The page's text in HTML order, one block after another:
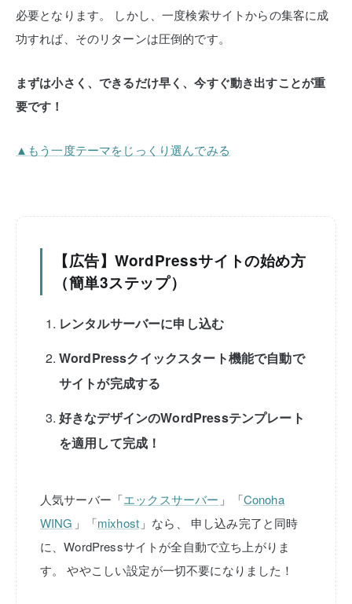
必要となります。
しかし、一度検索サイトからの集客に成
功すれば、そのリターンは圧倒的です。
まずは小さく、できるだけ早く、今すぐ動き出すことが重
要です！
▲もう一度テーマをじっくり選んでみる
【広告】WordPressサイトの始め方
（簡単3ステップ）
レンタルサーバーに申し込む
WordPressクイックスタート機能で自動で
サイトが完成する
好きなデザインのWordPressテンプレート
を適用して完成！
人気サーバー「エックスサーバー 」「Conoha
WING 」「mixhost 」なら、
申し込み完了と同時
に、WordPressサイトが全自動で立ち上がりま
す。
ややこしい設定が一切不要になりました！